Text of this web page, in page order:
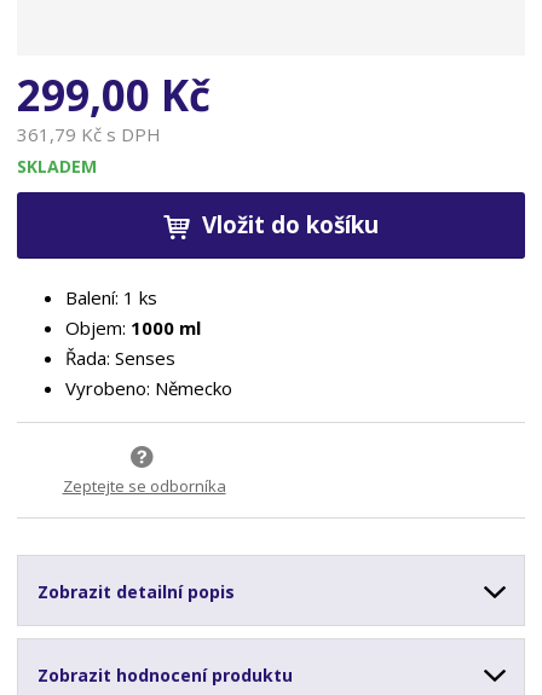
299,00 Kč
361,79 Kč s DPH
SKLADEM
Vložit do košíku
Balení: 1 ks
Objem: 1000 ml
Řada: Senses
Vyrobeno: Německo
Zeptejte se odborníka
Zobrazit detailní popis
Zobrazit hodnocení produktu